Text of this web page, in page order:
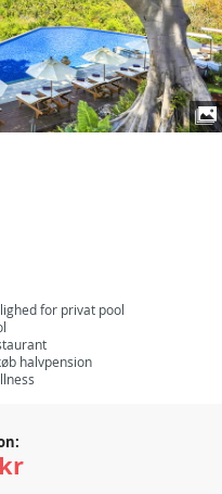
for privat pool
halvpension